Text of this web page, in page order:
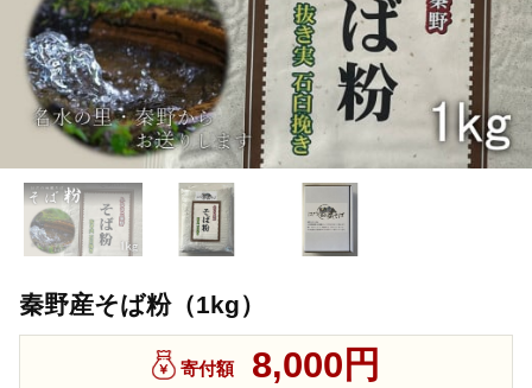
秦野産そば粉（1kg）
寄付額 8,000円